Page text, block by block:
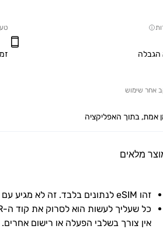
הגבלה
אחר שימוש
אמת, בתוך האפליקציה
מלאים
זהו eSIM לנתונים בלבד. זה לא מגיע עם מספר טלפון.
אין צורך בשלבי הפעלה או רישום אחרים.